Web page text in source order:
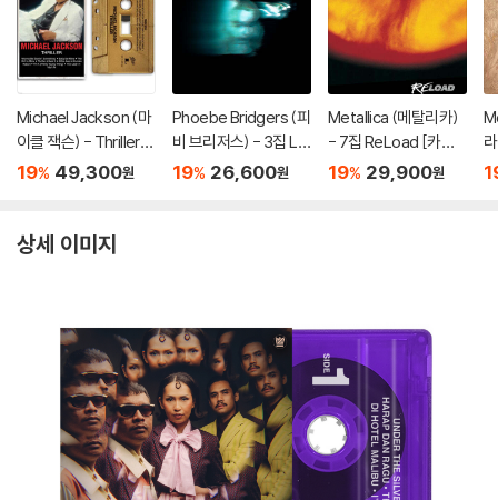
Michael Jackson (마
이클 잭슨) - Thriller
[카세트테이프]
19% 49,300원
Phoebe Bridgers (피
비 브리저스) - 3집 Lo
st Weekend [카세트
19% 26,600원
Metallica (메탈리카)
- 7집 ReLoad [카세
트테이프]
19% 29,900원
상세 이미지